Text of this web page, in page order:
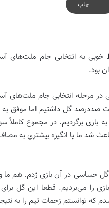
چاپ
به انتخابی جام ملت‌های
بود.
مرحله انتخابی جام ملت‌های
استفاده نکردیم. در آن بازی ۸ موقعیت صددرصد
برگردیم. در مجموع کاملاً
شد ما با انگیزه بیشتری به
حساسی در آن بازی زدم. هم ما
را می‌بردیم. قطعا این گل
که توانستم زحمات تیم را به